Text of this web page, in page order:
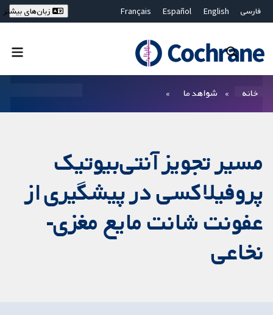
فارسی English
Español
Français
Bahasa Malaysia
ไทย
繁體中文
زبان‌های بیشتر
خانه شواهد ما
مسیر تجویز آنتی‌بیوتیک
پروفیلاکسی در پیشگیری از
عفونت شانت مایع مغزی‌-
نخاعی